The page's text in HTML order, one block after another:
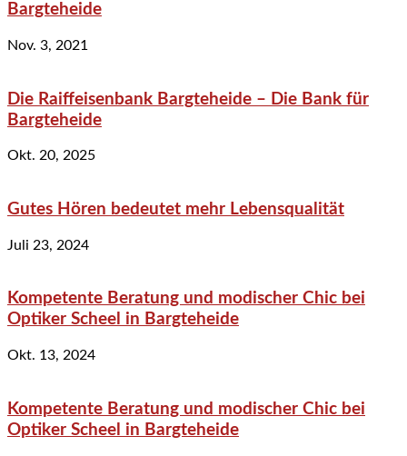
Bargteheide
Nov. 3, 2021
Die Raiffeisenbank Bargteheide – Die Bank für
Bargteheide
Okt. 20, 2025
Gutes Hören bedeutet mehr Lebensqualität
Juli 23, 2024
Kompetente Beratung und modischer Chic bei
Optiker Scheel in Bargteheide
Okt. 13, 2024
Kompetente Beratung und modischer Chic bei
Optiker Scheel in Bargteheide